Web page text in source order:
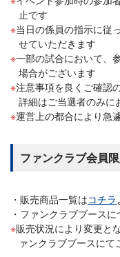
止です
当日の係員の指示に従
せていただきます
一部の試合において、
場合がございます
注意事項を良くご確認
詳細はご当選者のみに
運営上の都合により急
ファンクラブ会員
販売商品一覧はコチラ
ファンクラブブース
販売状況により変更と
ァンクラブブースにて